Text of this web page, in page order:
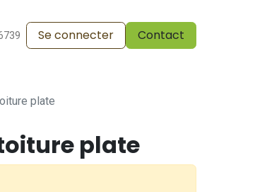
Pergola Vos réalisations
Se connecter Contact
plate
plate